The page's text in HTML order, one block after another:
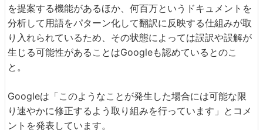
を提案する機能があるほか、何百万というドキュメントを
分析して用語をパターン化して翻訳に反映する仕組みが取
り入れられているため、その状態によっては誤訳や誤解が
生じる可能性があることはGoogleも認めているとのこ
と。
Googleは「このようなことが発生した場合には可能な限
り速やかに修正するよう取り組みを行っています」とコメ
ントを発表しています。